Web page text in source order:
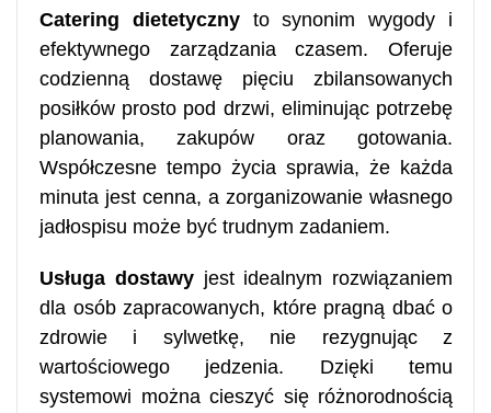
Catering dietetycznyto synonim wygody i
efektywnego zarządzania czasem. Oferuje
codzienną dostawę pięciu zbilansowanych
posiłków prosto pod drzwi, eliminując potrzebę
planowania, zakupów oraz gotowania.
Współczesne tempo życia sprawia, że każda
minuta jest cenna, a zorganizowanie własnego
jadłospisu może być trudnym zadaniem.
Usługa dostawyjest idealnym rozwiązaniem
dla osób zapracowanych, które pragną dbać o
zdrowie i sylwetkę, nie rezygnując z
wartościowego jedzenia. Dzięki temu
systemowi można cieszyć się różnorodnością